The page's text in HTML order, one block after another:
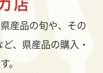
産品の旬や、その
、県産品の購入・
。